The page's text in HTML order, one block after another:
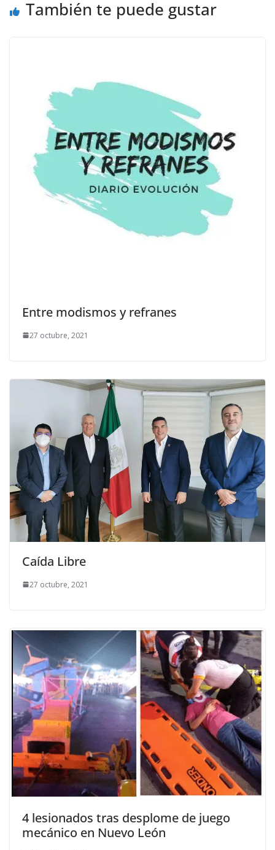
También te puede gustar
Entre modismos y refranes
27 octubre, 2021
Caída Libre
27 octubre, 2021
4 lesionados tras desplome de juego
mecánico en Nuevo León